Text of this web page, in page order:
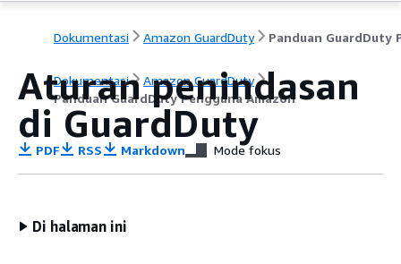
Dokumentasi Amazon GuardDuty
Dokumentasi
Amazon GuardDuty
Panduan GuardDuty Pengguna Amazon
Aturan penindasan
di GuardDuty
PDF RSS Markdown Mode fokus
Di halaman ini